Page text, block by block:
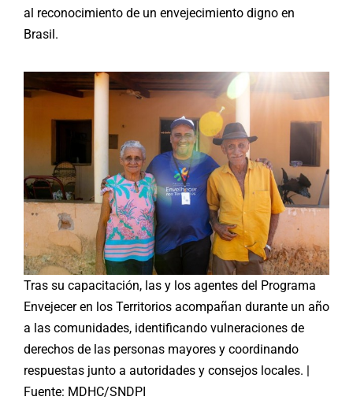
al reconocimiento de un envejecimiento digno en
Brasil.
Tras su capacitación, las y los agentes del Programa
Envejecer en los Territorios acompañan durante un año
a las comunidades, identificando vulneraciones de
derechos de las personas mayores y coordinando
respuestas junto a autoridades y consejos locales. |
Fuente: MDHC/SNDPI